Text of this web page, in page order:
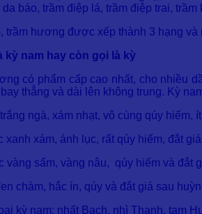
da báo, trầm điệp lá, trầm điệp trai,
trầm hương được xếp thành 3 hạng
kỳ nam hay còn gọi là kỳ
có phẩm cấp cao nhất, cho nhiều
thẳng và dài lên không trung. Kỳ
ngà, xám nhạt, vô cùng qúy hiếm,
xanh xám, ánh lục, rất qúy hiếm, đắt
vàng sẩm, vàng nâu, qúy hiếm và đắt
chàm, hắc ín, qúy và đắt giá sau
kỳ nam: nhất Bạch, nhì Thanh, tam